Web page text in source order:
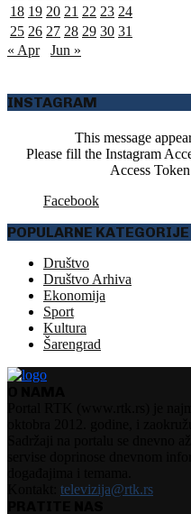
18 19 20 21 22 23 24
25 26 27 28 29 30 31
« Apr
Jun »
INSTAGRAM
This message
Please fill the Instagram
Access
Facebook
POPULARNE KATEGORIJE
Društvo
Društvo Arhiva
Ekonomija
Sport
Kultura
Šarengrad
televizija@rtk.rs